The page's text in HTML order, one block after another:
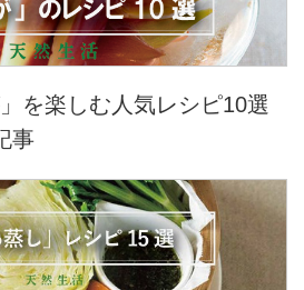
を楽しむ人気レシピ10選
事